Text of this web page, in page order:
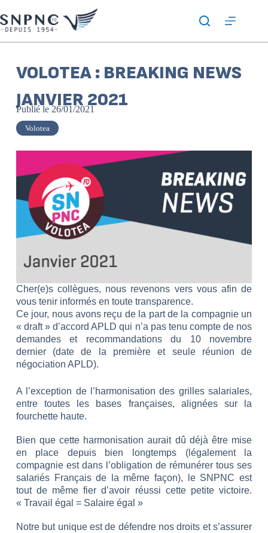
VOLOTEA : BREAKING NEWS
JANVIER 2021
Publié le 26/01/2021
Volotea
Cher(e)s collègues, nous revenons vers vous afin de
vous tenir informés en toute transparence.
Ce jour, nous avons reçu de la part de la compagnie un
« draft » d’accord APLD qui n’a pas tenu compte de nos
demandes et recommandations du 10 novembre
dernier (date de la première et seule réunion de
négociation APLD).
A l’exception de l’harmonisation des grilles salariales,
entre toutes les bases françaises, alignées sur la
fourchette haute.
Bien que cette harmonisation aurait dû déjà être mise
en place depuis bien longtemps (légalement la
compagnie est dans l’obligation de rémunérer tous ses
salariés Français de la même façon), le SNPNC est
tout de même fier d’avoir réussi cette petite victoire.
« Travail égal = Salaire égal »
Notre but unique est de défendre nos droits et s’assurer